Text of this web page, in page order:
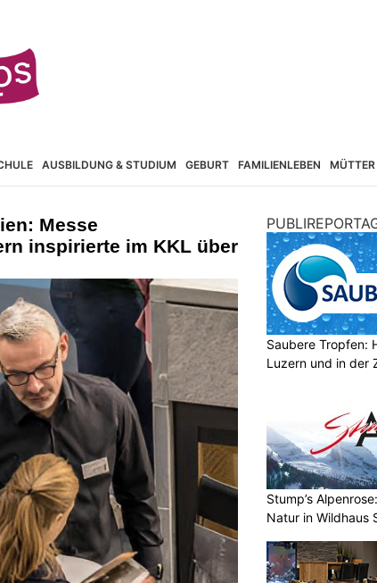
AUSBILDUNG & STUDIUM GEBURT FAMILIENLEBEN MÜTTER
Messe
inspirierte im KKL über
Saubere Tropfen:
Luzern und in der
Stump’s
Natur in Wildhaus